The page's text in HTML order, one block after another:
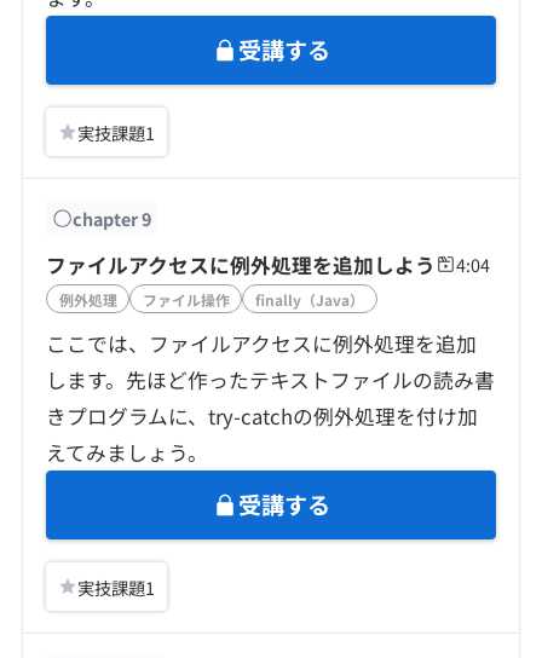
受講する
実技課題1
chapter9
ファイルアクセスに例外処理を追加しよう 4:04
例外処理 ファイル操作 finally（Java）
ここでは、ファイルアクセスに例外処理を追加
します。先ほど作ったテキストファイルの読み書
きプログラムに、try-catchの例外処理を付け加
えてみましょう。
受講する
実技課題1